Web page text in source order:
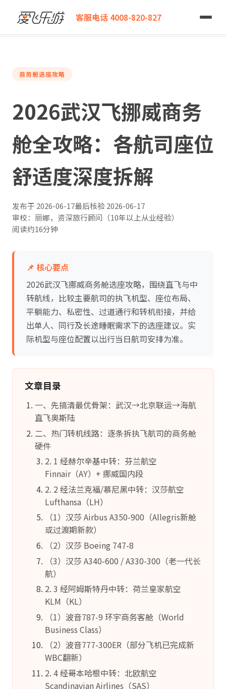
客服电话 4008-820-827
爱飞乐游
2026武汉飞挪威商务舱全攻略：各航司座位舒适度深度拆解
商务舱选座攻略
2026武汉飞挪威商务
舱全攻略：各航司座位
舒适度深度拆解
发布于 2026-06-17最后核验2026-06-17
审校：丽娜，资深旅行顾问（10年以上从业经验）
阅读约16分钟
📌 核心要点
2026武汉飞挪威商务舱选座攻略，围绕直飞与中
转航线，比较主要航司的执飞机型、座位布局、
平躺能力、私密性、过道通行和转机衔接，并给
出单人、同行及长途睡眠需求下的选座建议。实
际机型与座位配置以出行当日航司安排为准。
文章目录
一、先搞清最优骨架：武汉→北京联运→海航
直飞奥斯陆
二、热门转机线路：逐条拆执飞航司的商务舱
硬件
2. 1 经赫尔辛基中转：芬兰航空
Finnair（AY）+ 挪威国内段
2. 2 经法兰克福/慕尼黑中转：汉莎航空
Lufthansa（LH）
（1）汉莎 Airbus A350-900（Allegris新舱
或过渡期新款）
（2）汉莎 Boeing 747-8
（3）汉莎 A340-600 / A330-300（老一代长
航）
2. 3 经阿姆斯特丹中转：荷兰皇家航空
KLM（KL）
（1）波音787-9 环宇商务客舱（World
Business Class）
（2）波音777-300ER（部分飞机已完成新
WBC翻新）
2. 4 经哥本哈根中转：北欧航空
Scandinavian Airlines（SAS）